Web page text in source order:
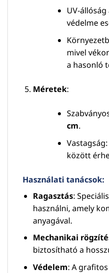
UV-
védelme
mivel
a hasonló
Méretek:
cm.
között
Használati tanácsok:
Ragasztás:
használni, amely
anyagával.
Mechanikai
biztosítható a
Védelem: A grafitos